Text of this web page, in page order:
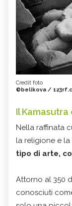
Credit foto
©belikova /
Il
Nella raffinata
la religione e la
tipo di arte,
Attorno al 350
conosciuti